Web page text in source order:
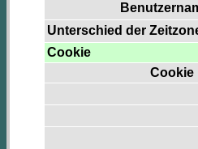
Unterschied der
Cookie
Cookie